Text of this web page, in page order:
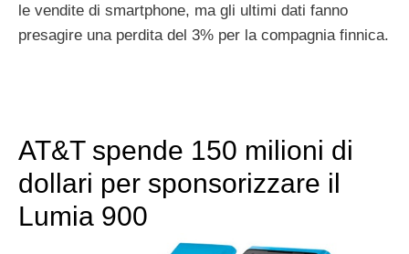
le vendite di smartphone, ma gli ultimi dati fanno
presagire una perdita del 3% per la compagnia finnica.
AT&T spende 150 milioni di
dollari per sponsorizzare il
Lumia 900